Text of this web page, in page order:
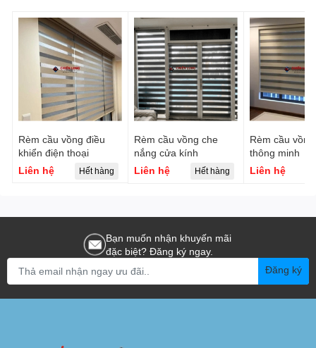
Rèm cầu vồng điều
khiển điện thoại
Liên hệ
Hết hàng
Rèm cầu vồng che
nắng cửa kính
Liên hệ
Hết hàng
Rèm cầu
thông minh
Liên hệ
Bạn muốn nhận khuyến mãi
đặc biệt? Đăng ký ngay.
Đăng ký